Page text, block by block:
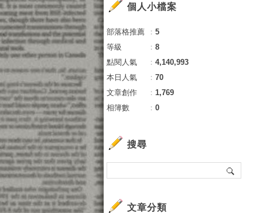
個人小檔案
部落格推薦 ： 5
等級
： 8
點閱人氣
： 4,140,993
本日人氣
： 70
文章創作
： 1,769
相簿數
： 0
搜尋
文章分類